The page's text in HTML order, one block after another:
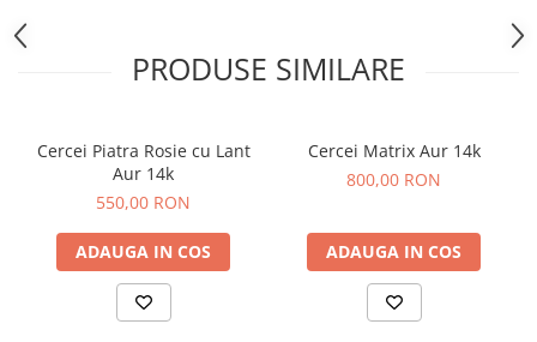
PRODUSE SIMILARE
Cercei Piatra Rosie cu Lant
Aur 14k
550,00 RON
ADAUGA IN COS
Cercei Matrix Aur 14k
800,00 RON
ADAUGA IN COS